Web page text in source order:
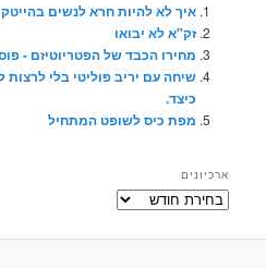
איך לא להיות חרא לנשים
זק"א לא יבואו
מחירו הכבד של הפטריוטיזם -
שיחה עם יריב פוליטי בלי
כיצד.
מפת כיס לשופט המתחיל
ארכיונים
ארכיונים